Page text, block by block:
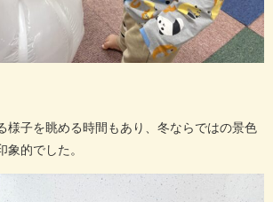
様子を眺める時間もあり、冬ならではの景色
象的でした。